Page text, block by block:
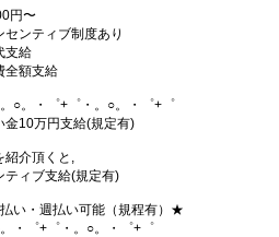
円〜
センティブ制度あり
支給
額支給
。○。・゜+゜・。○。・゜+゜
金10万円支給(規定有)
紹介頂くと,
ティブ支給(規定有)
い・週払い可能（規程有）★
。・゜+゜・。○。・゜+゜